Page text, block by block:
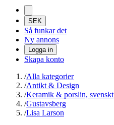
SEK
Så funkar det
Ny annons
Logga in
Skapa konto
/Alla kategorier
/Antikt & Design
/Keramik & porslin, svenskt
/Gustavsberg
/Lisa Larson